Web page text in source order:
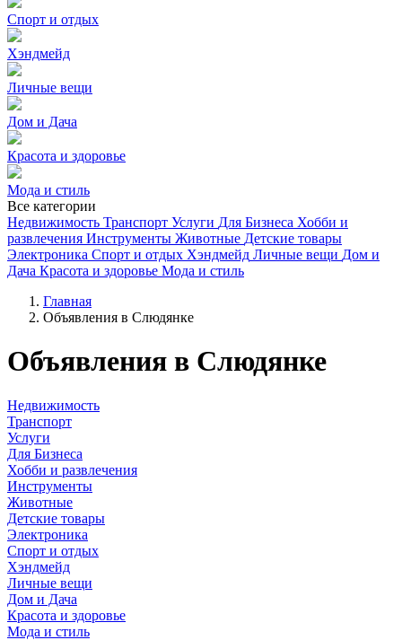
Спорт и отдых
Хэндмейд
Личные вещи
Дом и Дача
Красота и здоровье
Мода и стиль
Все категории
Недвижимость Транспорт Услуги Для Бизнеса Хобби и
развлечения Инструменты Животные Детские товары
Электроника Спорт и отдых Хэндмейд Личные вещи Дом и
Дача Красота и здоровье Мода и стиль
Главная
Объявления в Слюдянке
Объявления в Слюдянке
Недвижимость
Транспорт
Услуги
Для Бизнеса
Хобби и развлечения
Инструменты
Животные
Детские товары
Электроника
Спорт и отдых
Хэндмейд
Личные вещи
Дом и Дача
Красота и здоровье
Мода и стиль